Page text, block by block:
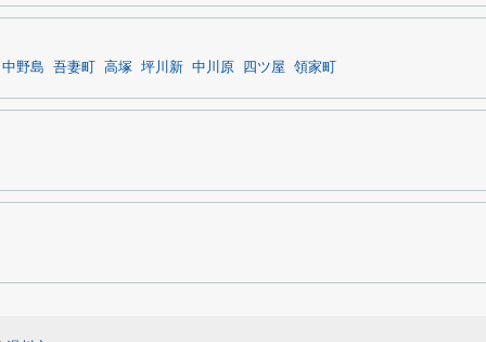
中野島 吾妻町 高塚 坪川新 中川原 四ツ屋 領家町